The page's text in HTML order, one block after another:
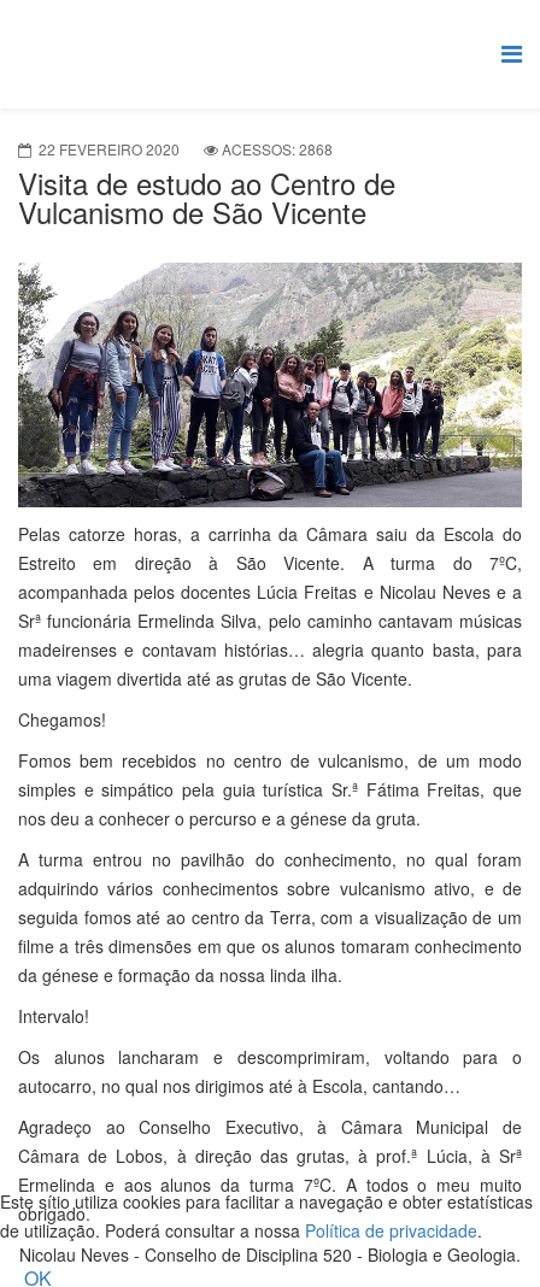
22 FEVEREIRO 2020 ACESSOS: 2868
Visita de estudo ao Centro de
Vulcanismo de São Vicente
Pelas catorze horas, a carrinha da Câmara saiu da Escola do
Estreito em direção à São Vicente. A turma do 7ºC,
acompanhada pelos docentes Lúcia Freitas e Nicolau Neves e a
Srª funcionária Ermelinda Silva, pelo caminho cantavam músicas
madeirenses e contavam histórias… alegria quanto basta, para
uma viagem divertida até as grutas de São Vicente.
Chegamos!
Fomos bem recebidos no centro de vulcanismo, de um modo
simples e simpático pela guia turística Sr.ª Fátima Freitas, que
nos deu a conhecer o percurso e a génese da gruta.
A turma entrou no pavilhão do conhecimento, no qual foram
adquirindo vários conhecimentos sobre vulcanismo ativo, e de
seguida fomos até ao centro da Terra, com a visualização de um
filme a três dimensões em que os alunos tomaram conhecimento
da génese e formação da nossa linda ilha.
Intervalo!
Os alunos lancharam e descomprimiram, voltando para o
autocarro, no qual nos dirigimos até à Escola, cantando…
Agradeço ao Conselho Executivo, à Câmara Municipal de
Câmara de Lobos, à direção das grutas, à prof.ª Lúcia, à Srª
Ermelinda e aos alunos da turma 7ºC. A todos o meu muito
obrigado.
Nicolau Neves - Conselho de Disciplina 520 - Biologia e Geologia.
Este sítio utiliza cookies para facilitar a navegação e obter estatísticas
de utilização. Poderá consultar a nossa Política de privacidade.
OK